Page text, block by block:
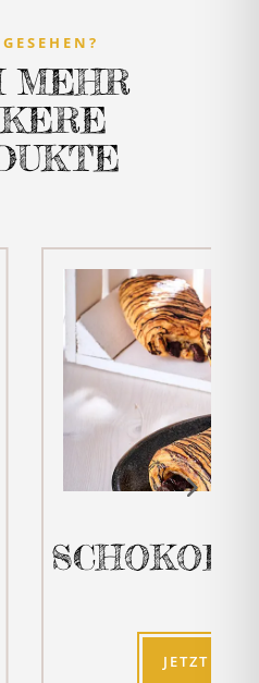
MEHR
JETZT ANSEHEN